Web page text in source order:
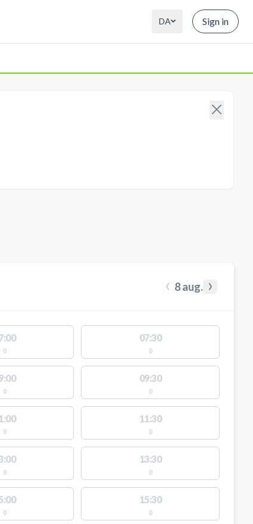
DA Sign in
‹ 8 aug. ›
0
07:30
0
0
09:30
0
0
11:30
0
0
13:30
0
0
15:30
0